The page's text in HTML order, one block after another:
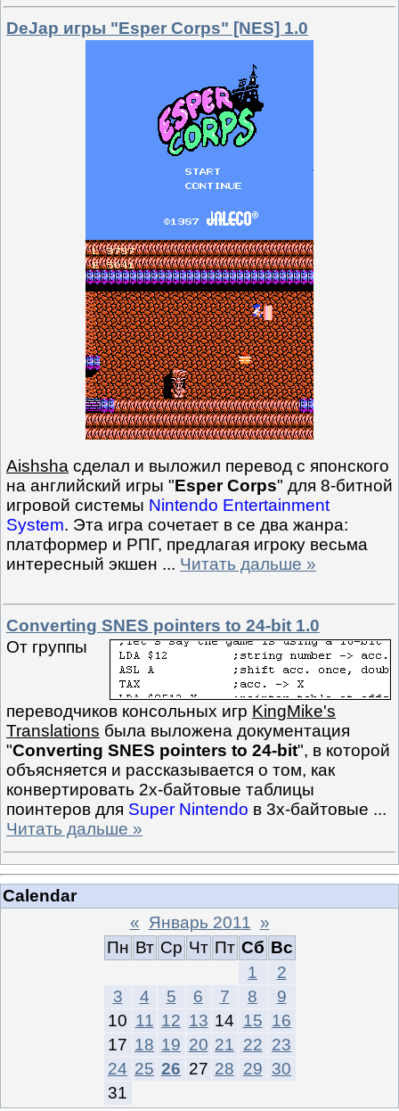
DeJap игры "Esper Corps" [NES] 1.0
Aishsha сделал и выложил перевод с японского
на английский игры "Esper Corps" для 8-битной
игровой системы Nintendo Entertainment
System. Эта игра сочетает в се два жанра:
платформер и РПГ, предлагая игроку весьма
интересный экшен ... Читать дальше »
Converting SNES pointers to 24-bit 1.0
От группы
переводчиков консольных игр KingMike's
Translations была выложена документация
"Converting SNES pointers to 24-bit", в которой
объясняется и рассказывается о том, как
конвертировать 2х-байтовые таблицы
поинтеров для Super Nintendo в 3х-байтовые ...
Читать дальше »
Calendar
« Январь 2011 »
Пн Вт Ср Чт Пт Сб Вс
1
2
3
4 5 6 7 8
9
10 11 12 13 14 15 16
17 18 19 20 21 22 23
24 25 26 27 28 29 30
31